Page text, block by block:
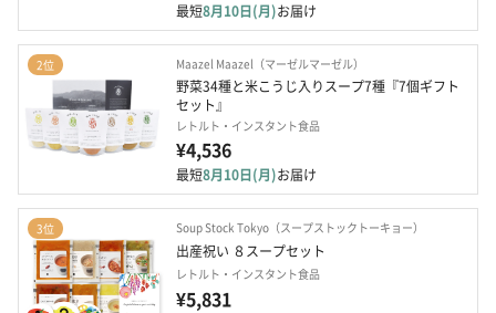
最短8月10日(月)お届け
2位 Maazel Maazel（マーゼルマーゼル）
野菜34種と米こうじ入りスープ7種『7個ギフト
セット』
レトルト・インスタント食品
¥4,536
最短8月10日(月)お届け
3位 Soup Stock Tokyo（スープストックトーキョー）
出産祝い ８スープセット
レトルト・インスタント食品
¥5,831